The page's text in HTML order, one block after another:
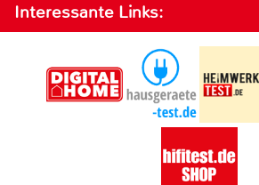
Interessante Links: